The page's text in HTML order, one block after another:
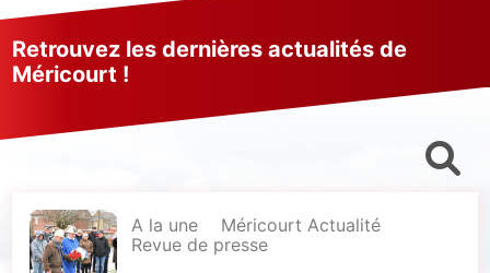
Retrouvez les dernières actualités de
Méricourt !
A la une
Méricourt Actualité
Revue de presse